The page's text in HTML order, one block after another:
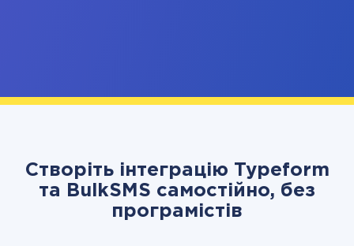
Створіть інтеграцію Typeform
та BulkSMS самостійно, без
програмістів